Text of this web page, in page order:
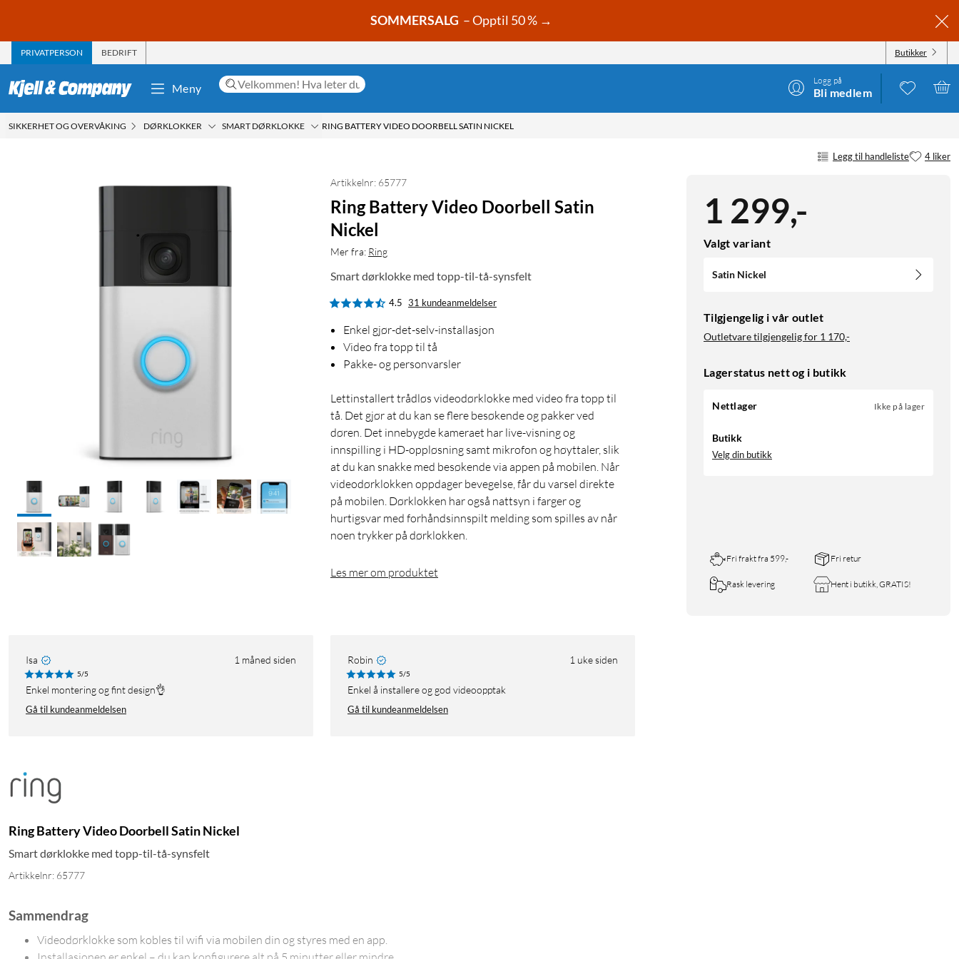
SOMMERSALG – Opptil 50 % →
PRIVATPERSON BEDRIFT Butikker
Meny
Logg på
Bli medlem
SIKKERHET OG OVERVÅKING DØRKLOKKER SMART DØRKLOKKE RING BATTERY VIDEO DOORBELL SATIN NICKEL
Legg til handleliste 4 liker
1 299,-
Valgt variant
Satin Nickel
Tilgjengelig i vår outlet
Outletvare tilgjengelig for 1 170,-
Lagerstatus nett og i butikk
Nettlager Ikke på lager
Butikk
Velg din butikk
Fri frakt fra 599,- Fri retur
Rask levering Hent i butikk, GRATIS!
Artikkelnr: 65777
Ring Battery Video Doorbell Satin
Nickel
Mer fra: Ring
Smart dørklokke med topp-til-tå-synsfelt
4.5 31 kundeanmeldelser
Enkel gjør-det-selv-installasjon
Video fra topp til tå
Pakke- og personvarsler
Lettinstallert trådløs videodørklokke med video fra topp til
tå. Det gjør at du kan se flere besøkende og pakker ved
døren. Det innebygde kameraet har live-visning og
innspilling i HD-oppløsning samt mikrofon og høyttaler, slik
at du kan snakke med besøkende via appen på mobilen. Når
videodørklokken oppdager bevegelse, får du varsel direkte
på mobilen. Dørklokken har også nattsyn i farger og
hurtigsvar med forhåndsinnspilt melding som spilles av når
noen trykker på dørklokken.
Les mer om produktet
Isa 1 måned siden
5/5
Enkel montering og fint design👌
Gå til kundeanmeldelsen
Robin 1 uke siden
5/5
Enkel å installere og god videoopptak
Gå til kundeanmeldelsen
Ring Battery Video Doorbell Satin Nickel
Smart dørklokke med topp-til-tå-synsfelt
Artikkelnr: 65777
Sammendrag
Videodørklokke som kobles til wifi via mobilen din og styres med en app.